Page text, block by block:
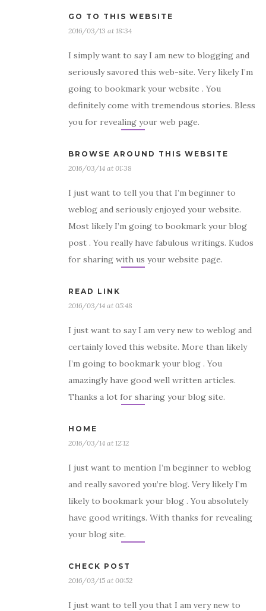
GO TO THIS WEBSITE
2016/03/13 at 18:34
I simply want to say I am new to blogging and
seriously savored this web-site. Very likely I’m
going to bookmark your website . You
definitely come with tremendous stories. Bless
you for revealing your web page.
BROWSE AROUND THIS WEBSITE
2016/03/14 at 01:38
I just want to tell you that I’m beginner to
weblog and seriously enjoyed your website.
Most likely I’m going to bookmark your blog
post . You really have fabulous writings. Kudos
for sharing with us your website page.
READ LINK
2016/03/14 at 05:48
I just want to say I am very new to weblog and
certainly loved this website. More than likely
I’m going to bookmark your blog . You
amazingly have good well written articles.
Thanks a lot for sharing your blog site.
HOME
2016/03/14 at 12:12
I just want to mention I’m beginner to weblog
and really savored you’re blog. Very likely I’m
likely to bookmark your blog . You absolutely
have good writings. With thanks for revealing
your blog site.
CHECK POST
2016/03/15 at 00:52
I just want to tell you that I am very new to